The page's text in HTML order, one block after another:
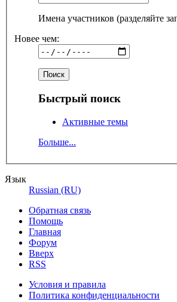
Имена участников (разделяйте
Новее чем:
Быстрый поиск
Активные темы
Больше...
Язык
Russian (RU)
Обратная связь
Помощь
Главная
Форум
Вверх
RSS
Условия и правила
Политика конфиденциальности